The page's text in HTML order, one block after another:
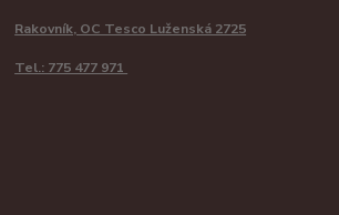
Rakovník, OC Tesco Luženská 2725
Tel.: 775 477 971